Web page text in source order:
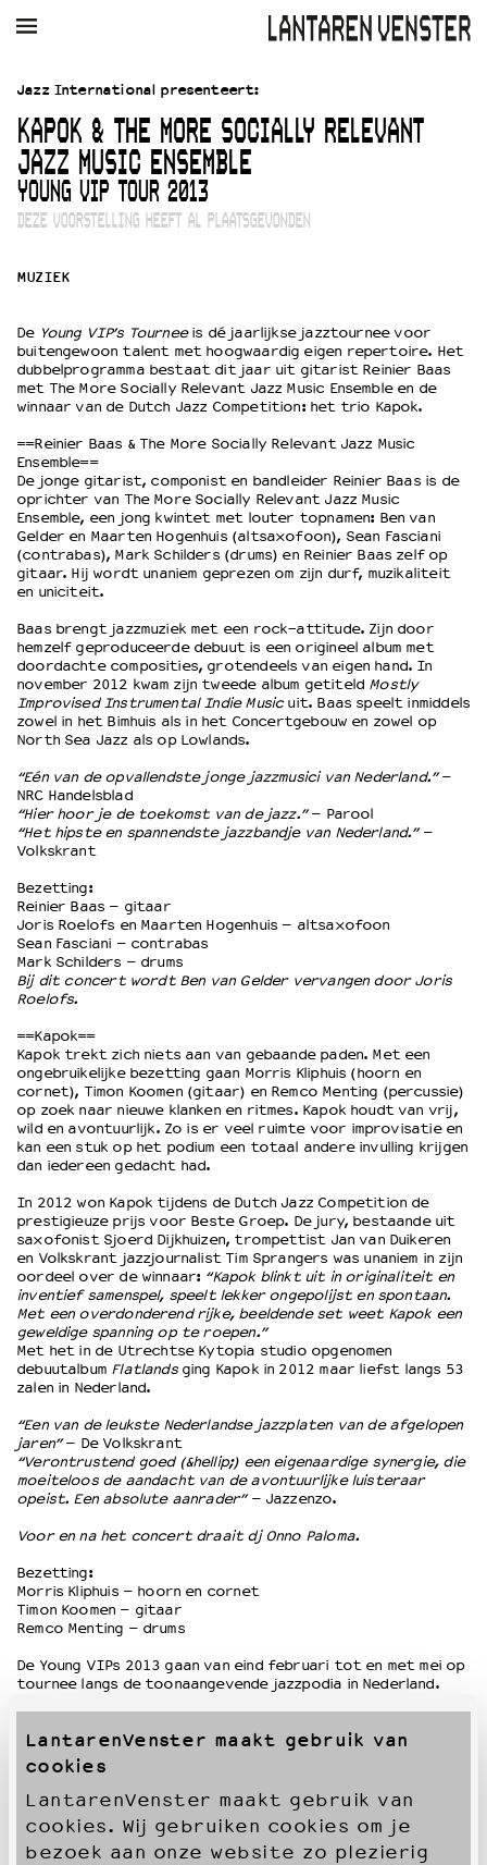
LantarenVenster maakt gebruik van
cookies
LantarenVenster maakt gebruik van
cookies. Wij gebruiken cookies om je
bezoek aan onze website zo plezierig
AGENDA FILM MUZIEK RESTAURANT
Winkelmandje
Zoek
PLAN JE BEZOEK
Openingstijden & contact
Kaartverkoop
EDUCATIE
Schoolvoorstellingen
Filmprogramma’s Primair Onderwijs
Filmprogramma’s VO/MBO
Speciale educatieprogramma’s
OVER LANTARENVENSTER
Wat we doen
Werken bij
Wie is wie
Word vriend
Historie
Partners
Huisregels
Integriteits- en gedragscode
Duurzaamheid
Culturele boycot Israël
Ruimte voor artistieke vrijheid – VNPF
Jazz International presenteert:
KAPOK & THE MORE SOCIALLY RELEVANT
JAZZ MUSIC ENSEMBLE
YOUNG VIP TOUR 2013
DEZE VOORSTELLING HEEFT AL PLAATSGEVONDEN
MUZIEK
De Young VIP’s Tourneeis dé jaarlijkse jazztournee voor
buitengewoon talent met hoogwaardig eigen repertoire. Het
dubbelprogramma bestaat dit jaar uit gitarist Reinier Baas
met The More Socially Relevant Jazz Music Ensemble en de
winnaar van de Dutch Jazz Competition: het trio Kapok.
==Reinier Baas & The More Socially Relevant Jazz Music
Ensemble==
De jonge gitarist, componist en bandleider Reinier Baas is de
oprichter van The More Socially Relevant Jazz Music
Ensemble, een jong kwintet met louter topnamen: Ben van
Gelder en Maarten Hogenhuis (altsaxofoon), Sean Fasciani
(contrabas), Mark Schilders (drums) en Reinier Baas zelf op
gitaar. Hij wordt unaniem geprezen om zijn durf, muzikaliteit
en uniciteit.
Baas brengt jazzmuziek met een rock-attitude. Zijn door
hemzelf geproduceerde debuut is een origineel album met
doordachte composities, grotendeels van eigen hand. In
november 2012 kwam zijn tweede album getiteld Mostly
Improvised Instrumental Indie Musicuit. Baas speelt inmiddels
zowel in het Bimhuis als in het Concertgebouw en zowel op
North Sea Jazz als op Lowlands.
“Eén van de opvallendste jonge jazzmusici van Nederland.”–
NRC Handelsblad
“Hier hoor je de toekomst van de jazz.”– Parool
“Het hipste en spannendste jazzbandje van Nederland.”–
Volkskrant
Bezetting:
Reinier Baas – gitaar
Joris Roelofs en Maarten Hogenhuis – altsaxofoon
Sean Fasciani – contrabas
Mark Schilders – drums
Bij dit concert wordt Ben van Gelder vervangen door Joris
Roelofs.
==Kapok==
Kapok trekt zich niets aan van gebaande paden. Met een
ongebruikelijke bezetting gaan Morris Kliphuis (hoorn en
cornet), Timon Koomen (gitaar) en Remco Menting (percussie)
op zoek naar nieuwe klanken en ritmes. Kapok houdt van vrij,
wild en avontuurlijk. Zo is er veel ruimte voor improvisatie en
kan een stuk op het podium een totaal andere invulling krijgen
dan iedereen gedacht had.
In 2012 won Kapok tijdens de Dutch Jazz Competition de
prestigieuze prijs voor Beste Groep. De jury, bestaande uit
saxofonist Sjoerd Dijkhuizen, trompettist Jan van Duikeren
en Volkskrant jazzjournalist Tim Sprangers was unaniem in zijn
oordeel over de winnaar: “Kapok blinkt uit in originaliteit en
inventief samenspel, speelt lekker ongepolijst en spontaan.
Met een overdonderend rijke, beeldende set weet Kapok een
geweldige spanning op te roepen.”
Met het in de Utrechtse Kytopia studio opgenomen
debuutalbum Flatlandsging Kapok in 2012 maar liefst langs 53
zalen in Nederland.
“Een van de leukste Nederlandse jazzplaten van de afgelopen
jaren”– De Volkskrant
“Verontrustend goed (&hellip;) een eigenaardige synergie, die
moeiteloos de aandacht van de avontuurlijke luisteraar
opeist. Een absolute aanrader”– Jazzenzo.
Voor en na het concert draait dj Onno Paloma.
Bezetting:
Morris Kliphuis – hoorn en cornet
Timon Koomen – gitaar
Remco Menting – drums
De Young VIPs 2013 gaan van eind februari tot en met mei op
tournee langs de toonaangevende jazzpodia in Nederland.